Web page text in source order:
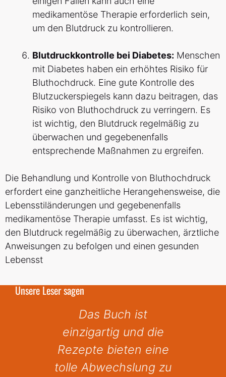
medikamentöse Therapie erforderlich sein,
um den Blutdruck zu kontrollieren.
Blutdruckkontrolle bei Diabetes: Menschen
mit Diabetes haben ein erhöhtes Risiko für
Bluthochdruck. Eine gute Kontrolle des
Blutzuckerspiegels kann dazu beitragen, das
Risiko von Bluthochdruck zu verringern. Es
ist wichtig, den Blutdruck regelmäßig zu
überwachen und gegebenenfalls
entsprechende Maßnahmen zu ergreifen.
Die Behandlung und Kontrolle von Bluthochdruck
erfordert eine ganzheitliche Herangehensweise, die
Lebensstiländerungen und gegebenenfalls
medikamentöse Therapie umfasst. Es ist wichtig,
den Blutdruck regelmäßig zu überwachen, ärztliche
Anweisungen zu befolgen und einen gesunden
Lebensst
Unsere Leser sagen
Ich kann das Buch
jedem
weiterempfehlen.
Besonders die